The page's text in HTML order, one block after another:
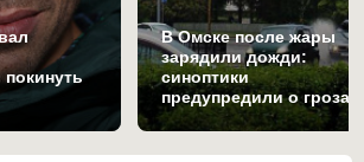
В Омске после жары
зарядили дожди:
синоптики
предупредили о грозах
и ливнях